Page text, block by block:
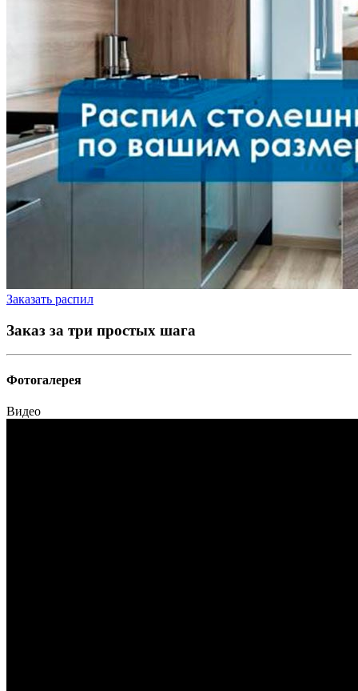
Заказать распил
Заказ за три простых шага
Фотогалерея
Видео